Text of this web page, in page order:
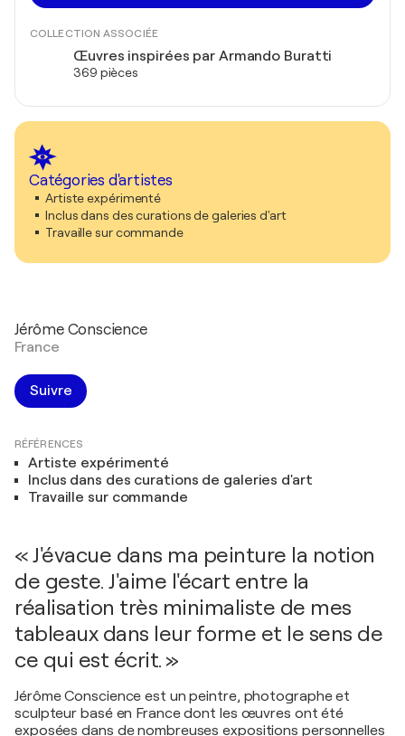
COLLECTION ASSOCIÉE
Œuvres inspirées par Armando Buratti
369 pièces
Catégories d'artistes
Artiste expérimenté
Inclus dans des curations de galeries d'art
Travaille sur commande
Jérôme Conscience
France
Suivre
RÉFÉRENCES
Artiste expérimenté
Inclus dans des curations de galeries d'art
Travaille sur commande
« J'évacue dans ma peinture la notion
de geste. J'aime l'écart entre la
réalisation très minimaliste de mes
tableaux dans leur forme et le sens de
ce qui est écrit. »
Jérôme Conscience est un peintre, photographe et
sculpteur basé en France dont les œuvres ont été
exposées dans de nombreuses expositions personnelles